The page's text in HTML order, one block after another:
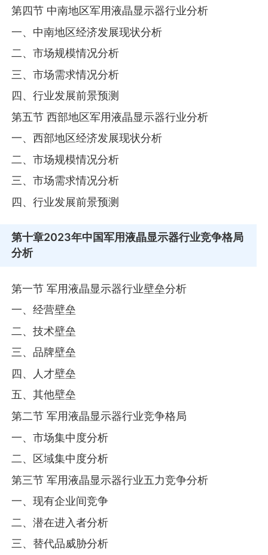
第四节 中南地区军用液晶显示器行业分析
一、中南地区经济发展现状分析
二、市场规模情况分析
三、市场需求情况分析
四、行业发展前景预测
第五节 西部地区军用液晶显示器行业分析
一、西部地区经济发展现状分析
二、市场规模情况分析
三、市场需求情况分析
四、行业发展前景预测
第十章2023年中国军用液晶显示器行业竞争格局
分析
第一节 军用液晶显示器行业壁垒分析
一、经营壁垒
二、技术壁垒
三、品牌壁垒
四、人才壁垒
五、其他壁垒
第二节 军用液晶显示器行业竞争格局
一、市场集中度分析
二、区域集中度分析
第三节 军用液晶显示器行业五力竞争分析
一、现有企业间竞争
二、潜在进入者分析
三、替代品威胁分析